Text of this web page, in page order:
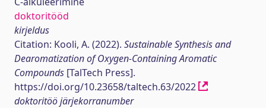
doktoritööd
kirjeldus
Citation: Kooli, A. (2022). Sustainable Synthesis and
Dearomatization of Oxygen-Containing Aromatic
Compounds [TalTech Press].
https://doi.org/10.23658/taltech.63/2022
doktoritöö järjekorranumber